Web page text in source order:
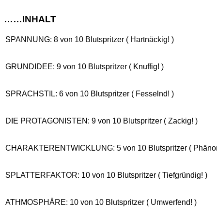
……INHALT
SPANNUNG: 8 von 10 Blutspritzer ( Hartnäckig! )
GRUNDIDEE: 9 von 10 Blutspritzer ( Knuffig! )
SPRACHSTIL: 6 von 10 Blutspritzer ( Fesselnd! )
DIE PROTAGONISTEN: 9 von 10 Blutspritzer ( Zackig! )
CHARAKTERENTWICKLUNG: 5 von 10 Blutspritzer (
SPLATTERFAKTOR: 10 von 10 Blutspritzer ( Tiefgründig! )
ATHMOSPHÄRE: 10 von 10 Blutspritzer ( Umwerfend! )